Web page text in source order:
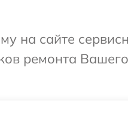
на сайте
ремонта Вашего